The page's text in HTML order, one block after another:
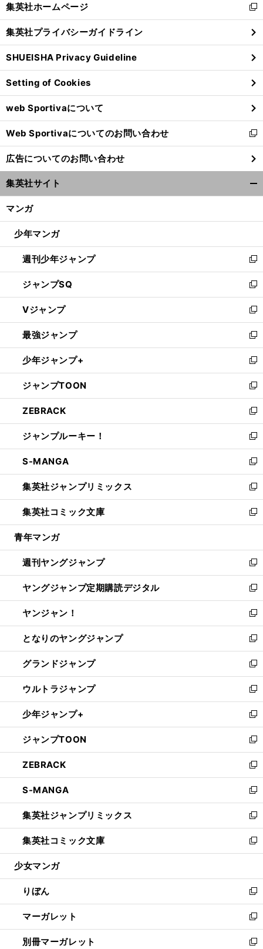
・
・
・
】 【
サ
】
・
・
！
閉
る
集英社ホームページ
新
し
い
ウ
ィ
ン
ド
ウ
で
開
く
集英社プライバシーガイドライン
SHUEISHA Privacy Guideline
Setting of Cookies
web Sportivaについて
Web Sportivaについてのお問い合わせ
新
し
い
ウ
ィ
ン
ウ
開
く
広告についてのお問い合わせ
集英社サイト
マンガ
少年マンガ
週刊少年ジャンプ
新
し
い
ウ
ィ
ン
ド
ウ
で
開
く
ジャンプSQ
新
し
い
ウ
ィ
ン
ド
ウ
で
開
く
Vジャンプ
新
し
い
ウ
ィ
ン
ド
ウ
で
開
く
最強ジャンプ
新
し
い
ウ
ィ
ン
ド
ウ
で
開
く
少年ジャンプ+
新
し
い
ウ
ィ
ン
ド
ウ
で
開
く
ジャンプTOON
新
し
い
ウ
ィ
ン
ド
ウ
で
開
く
ZEBRACK
新
し
い
ウ
ィ
ン
ド
ウ
で
開
ジャンプルーキー！
新
し
い
ウ
ィ
ン
ド
ウ
開
く
S-MANGA
新
し
い
ウ
ィ
ン
ウ
で
開
く
集英社ジャンプリミックス
新
し
い
ウ
ン
ド
ウ
で
開
く
集英社コミック文庫
新
し
ウ
ィ
ン
ド
ウ
で
開
く
青年マンガ
週刊ヤングジャンプ
新
し
い
ウ
ィ
ン
ド
ウ
で
開
く
ヤングジャンプ定期購読デジタル
新
し
い
ウ
ィ
ン
ド
ウ
で
開
く
ヤンジャン！
新
し
い
ウ
ィ
ン
ド
ウ
で
開
く
となりのヤングジャンプ
新
し
い
ウ
ィ
ン
ド
ウ
で
開
く
グランドジャンプ
新
し
い
ウ
ィ
ン
ド
ウ
で
開
く
ウルトラジャンプ
新
し
い
ウ
ィ
ン
ド
ウ
で
開
く
少年ジャンプ+
新
し
い
ウ
ィ
ン
ド
ウ
で
開
く
ジャンプTOON
新
し
い
ウ
ィ
ン
ド
ウ
で
開
ZEBRACK
新
し
い
ウ
ィ
ン
ド
ウ
開
く
S-MANGA
新
し
い
ウ
ィ
ン
ウ
で
開
く
集英社ジャンプリミックス
新
し
い
ウ
ン
ド
ウ
で
開
く
集英社コミック文庫
新
し
ウ
ィ
ン
ド
ウ
で
少女マンガ
りぼん
新
し
い
ウ
ィ
マーガレット
新
し
い
別冊マーガレット 新